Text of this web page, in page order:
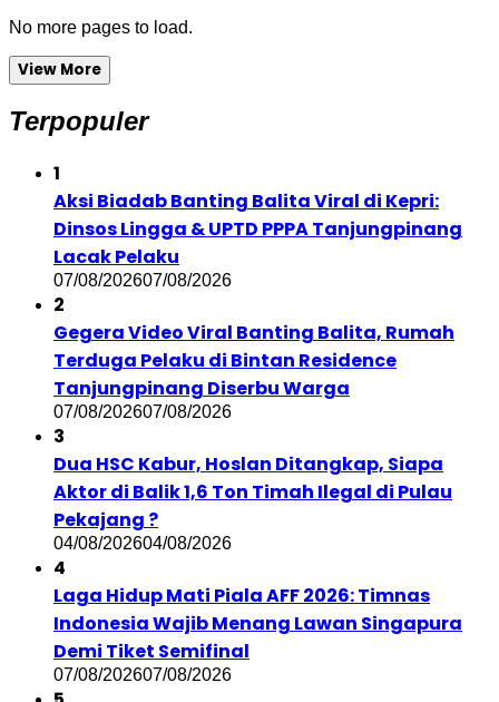
No more pages to load.
View More
Terpopuler
1
Aksi Biadab Banting Balita Viral di Kepri:
Dinsos Lingga & UPTD PPPA Tanjungpinang
Lacak Pelaku
07/08/202607/08/2026
2
Gegera Video Viral Banting Balita, Rumah
Terduga Pelaku di Bintan Residence
Tanjungpinang Diserbu Warga
07/08/202607/08/2026
3
Dua HSC Kabur, Hoslan Ditangkap, Siapa
Aktor di Balik 1,6 Ton Timah Ilegal di Pulau
Pekajang ?
04/08/202604/08/2026
4
Laga Hidup Mati Piala AFF 2026: Timnas
Indonesia Wajib Menang Lawan Singapura
Demi Tiket Semifinal
07/08/202607/08/2026